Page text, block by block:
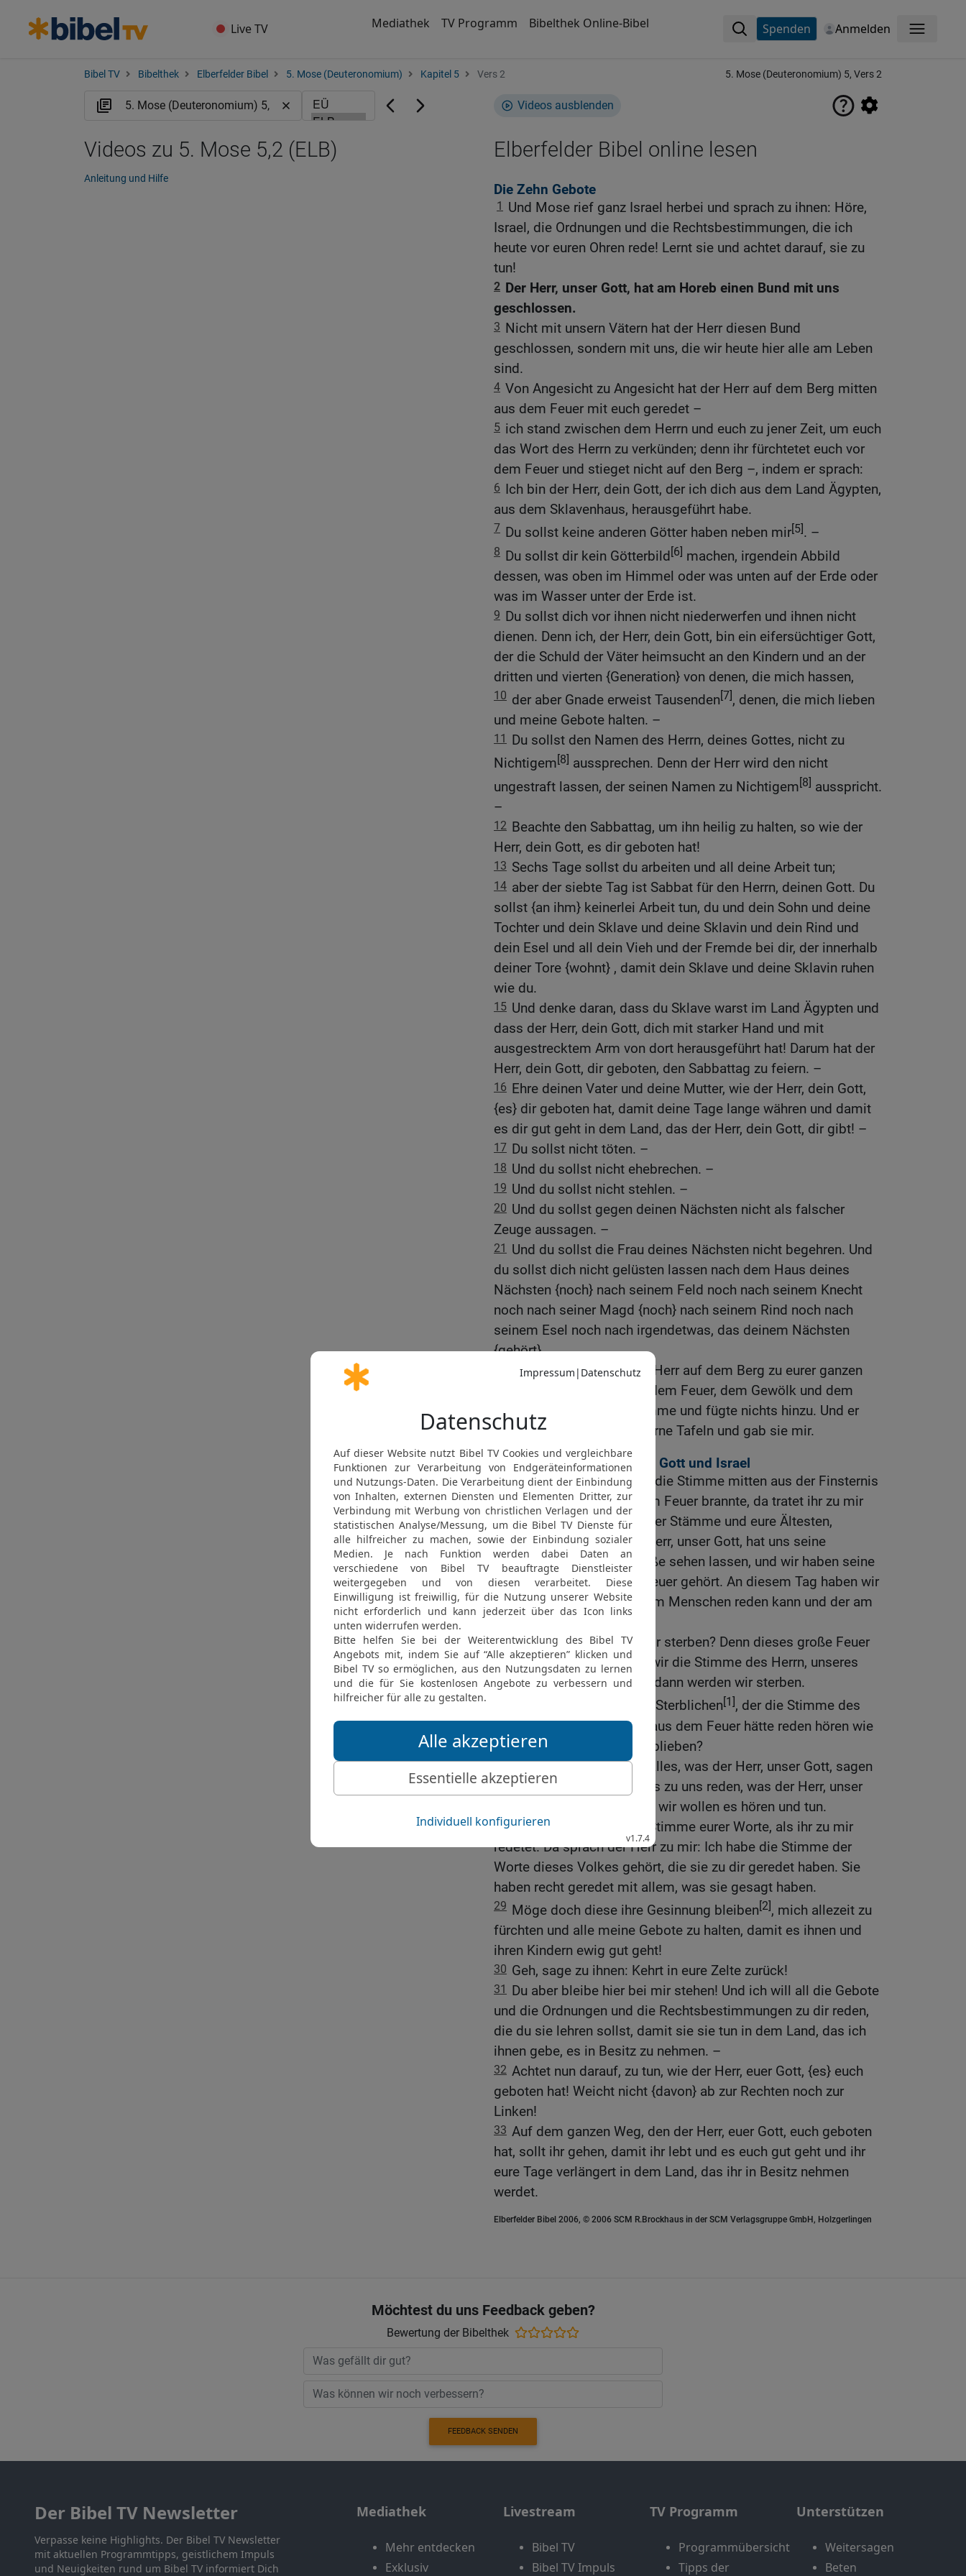
Live TV Mediathek TV Programm Bibelthek Online-Bibel Spenden Anmelden Menü
Bibel TV Bibelthek Elberfelder Bibel 5. Mose (Deuteronomium) Kapitel 5 Vers 2 5. Mose (Deuteronomium) 5, Vers 2
Videos ausblenden
Elberfelder Bibel online lesen
Die Zehn Gebote
1
Und Mose rief ganz Israel herbei und sprach zu ihnen: Höre,
Israel, die Ordnungen und die Rechtsbestimmungen, die ich
heute vor euren Ohren rede! Lernt sie und achtet darauf, sie zu
tun!
2 Der Herr, unser Gott, hat am Horeb einen Bund mit uns
geschlossen.
3 Nicht mit unsern Vätern hat der Herr diesen Bund
geschlossen, sondern mit uns, die wir heute hier alle am Leben
sind.
4 Von Angesicht zu Angesicht hat der Herr auf dem Berg mitten
aus dem Feuer mit euch geredet –
5 ich stand zwischen dem Herrn und euch zu jener Zeit, um euch
das Wort des Herrn zu verkünden; denn ihr fürchtetet euch vor
dem Feuer und stieget nicht auf den Berg –, indem er sprach:
6 Ich bin der Herr, dein Gott, der ich dich aus dem Land Ägypten,
aus dem Sklavenhaus, herausgeführt habe.
7 Du sollst keine anderen Götter haben neben mir[5]. –
8 Du sollst dir kein Götterbild[6] machen, irgendein Abbild
dessen, was oben im Himmel oder was unten auf der Erde oder
was im Wasser unter der Erde ist.
9 Du sollst dich vor ihnen nicht niederwerfen und ihnen nicht
dienen. Denn ich, der Herr, dein Gott, bin ein eifersüchtiger Gott,
der die Schuld der Väter heimsucht an den Kindern und an der
dritten und vierten {Generation} von denen, die mich hassen,
10 der aber Gnade erweist Tausenden[7], denen, die mich lieben
und meine Gebote halten. –
11
Du sollst den Namen des Herrn, deines Gottes, nicht zu
Nichtigem[8] aussprechen. Denn der Herr wird den nicht
ungestraft lassen, der seinen Namen zu Nichtigem[8] ausspricht.
–
12 Beachte den Sabbattag, um ihn heilig zu halten, so wie der
Herr, dein Gott, es dir geboten hat!
13 Sechs Tage sollst du arbeiten und all deine Arbeit tun;
14 aber der siebte Tag ist Sabbat für den Herrn, deinen Gott. Du
sollst {an ihm} keinerlei Arbeit tun, du und dein Sohn und deine
Tochter und dein Sklave und deine Sklavin und dein Rind und
dein Esel und all dein Vieh und der Fremde bei dir, der innerhalb
deiner Tore {wohnt} , damit dein Sklave und deine Sklavin ruhen
wie du.
15 Und denke daran, dass du Sklave warst im Land Ägypten und
dass der Herr, dein Gott, dich mit starker Hand und mit
ausgestrecktem Arm von dort herausgeführt hat! Darum hat der
Herr, dein Gott, dir geboten, den Sabbattag zu feiern. –
16 Ehre deinen Vater und deine Mutter, wie der Herr, dein Gott,
{es} dir geboten hat, damit deine Tage lange währen und damit
es dir gut geht in dem Land, das der Herr, dein Gott, dir gibt! –
17 Du sollst nicht töten. –
18 Und du sollst nicht ehebrechen. –
19 Und du sollst nicht stehlen. –
20 Und du sollst gegen deinen Nächsten nicht als falscher
Zeuge aussagen. –
21 Und du sollst die Frau deines Nächsten nicht begehren. Und
du sollst dich nicht gelüsten lassen nach dem Haus deines
Nächsten {noch} nach seinem Feld noch nach seinem Knecht
noch nach seiner Magd {noch} nach seinem Rind noch nach
seinem Esel noch nach irgendetwas, das deinem Nächsten
{gehört}.
Diese Worte redete der Herr auf dem Berg zu eurer ganzen
Versammlung mitten aus dem Feuer, dem Gewölk und dem
Dunkel mit gewaltiger Stimme und fügte nichts hinzu. Und er
schrieb sie auf zwei steinerne Tafeln und gab sie mir.
Mose als Mittler zwischen Gott und Israel
23 Und es geschah, als ihr die Stimme mitten aus der Finsternis
hörtet, während der Berg im Feuer brannte, da tratet ihr zu mir
heran, alle Oberhäupter eurer Stämme und eure Ältesten,
24 und sagtet: Siehe, der Herr, unser Gott, hat uns seine
Herrlichkeit und seine Größe sehen lassen, und wir haben seine
Stimme mitten aus dem Feuer gehört. An diesem Tag haben wir
gesehen, dass Gott mit dem Menschen reden kann und der am
25 Und nun, wozu sollen wir sterben? Denn dieses große Feuer
wird uns verzehren. Wenn wir die Stimme des Herrn, unseres
Gottes, noch weiter hören, dann werden wir sterben.
Denn wer ist unter allen Sterblichen[1], der die Stimme des
lebendigen Gottes mitten aus dem Feuer hätte reden hören wie
wir und wäre am Leben geblieben?
27 Tritt du hinzu und höre alles, was der Herr, unser Gott, sagen
wird. Und du, du sollst alles zu uns reden, was der Herr, unser
Gott, zu dir reden wird, und wir wollen es hören und tun.
28 Und der Herr hörte die Stimme eurer Worte, als ihr zu mir
redetet. Da sprach der Herr zu mir: Ich habe die Stimme der
Worte dieses Volkes gehört, die sie zu dir geredet haben. Sie
haben recht geredet mit allem, was sie gesagt haben.
29 Möge doch diese ihre Gesinnung bleiben[2], mich allezeit zu
fürchten und alle meine Gebote zu halten, damit es ihnen und
ihren Kindern ewig gut geht!
30 Geh, sage zu ihnen: Kehrt in eure Zelte zurück!
31 Du aber bleibe hier bei mir stehen! Und ich will all die Gebote
und die Ordnungen und die Rechtsbestimmungen zu dir reden,
die du sie lehren sollst, damit sie sie tun in dem Land, das ich
ihnen gebe, es in Besitz zu nehmen. –
32 Achtet nun darauf, zu tun, wie der Herr, euer Gott, {es} euch
geboten hat! Weicht nicht {davon} ab zur Rechten noch zur
Linken!
33 Auf dem ganzen Weg, den der Herr, euer Gott, euch geboten
hat, sollt ihr gehen, damit ihr lebt und es euch gut geht und ihr
eure Tage verlängert in dem Land, das ihr in Besitz nehmen
werdet.
Elberfelder Bibel 2006, © 2006 SCM R.Brockhaus in der SCM Verlagsgruppe GmbH, Holzgerlingen
Videos zu 5. Mose 5,2 (ELB)
Anleitung und Hilfe
Möchtest du uns Feedback geben?
Bewertung der Bibelthek
FEEDBACK SENDEN
Der Bibel TV Newsletter
Verpasse keine Highlights. Der Bibel TV Newsletter
mit aktuellen Programmtipps, geistlichem Impuls
und Neuigkeiten rund um Bibel TV informiert Dich
Mediathek
Mehr entdecken
Exklusiv
Livestream
Bibel TV
Bibel TV Impuls
TV Programm
Programmübersicht
Tipps der
Unterstützen
Weitersagen
Beten